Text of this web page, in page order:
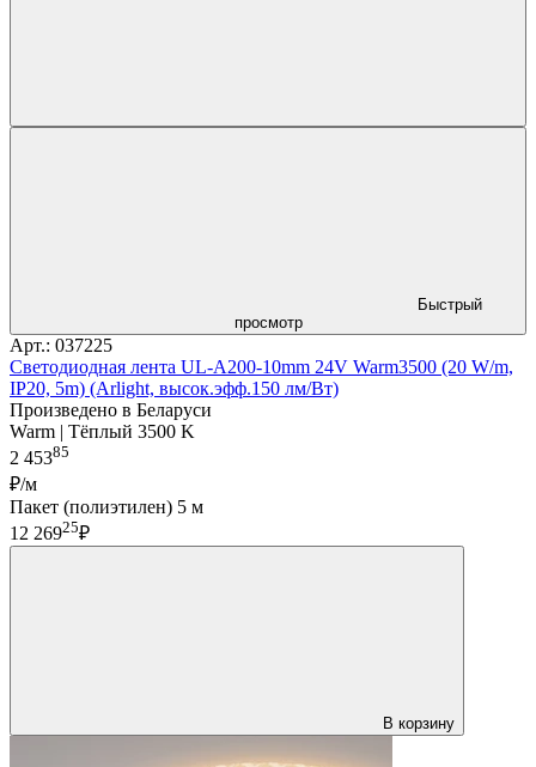
Быстрый
просмотр
Арт.: 037225
Светодиодная лента UL-A200-10mm 24V Warm3500 (20 W/m,
IP20, 5m) (Arlight, высок.эфф.150 лм/Вт)
Произведено в Беларуси
Warm | Тёплый 3500 K
2 45385
₽/м
Пакет (полиэтилен) 5 м
12 26925₽
В корзину